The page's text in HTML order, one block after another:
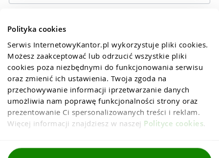
Polityka cookies
Serwis InternetowyKantor.pl wykorzystuje pliki cookies.
Możesz zaakceptować lub odrzucić wszystkie pliki
cookies poza niezbędnymi do funkcjonowania serwisu
oraz zmienić ich ustawienia. Twoja zgoda na
przechowywanie informacji iprzetwarzanie danych
umożliwia nam poprawę funkcjonalności strony oraz
prezentowanie Ci spersonalizowanych treści i reklam.
Więcej informacji znajdziesz w naszej Polityce cookies.
Regulaminy